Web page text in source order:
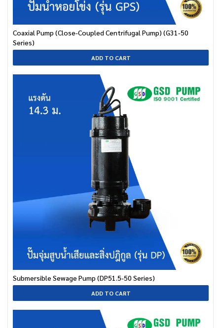
Coaxial Pump (Close-Coupled Centrifugal Pump) (G31-50
Series)
ADD TO CART
Submersible Sewage Pump (DP51.5-50 Series)
ADD TO CART